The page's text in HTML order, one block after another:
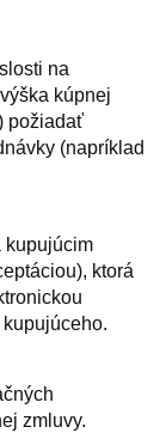
na
kúpnej
požiadať
(napríklad
kupujúcim
ktorá
zmluvy.